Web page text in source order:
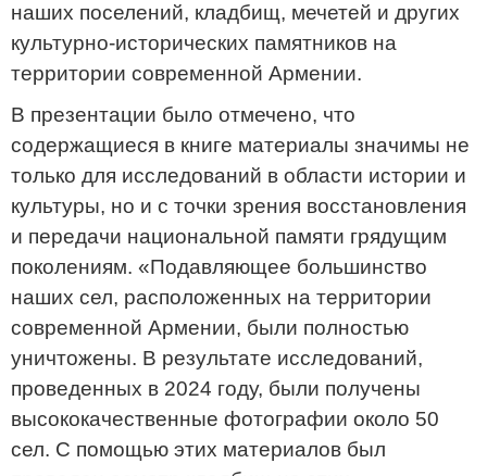
наших поселений, кладбищ, мечетей и других
культурно-исторических памятников на
территории современной Армении.
В презентации было отмечено, что
содержащиеся в книге материалы значимы не
только для исследований в области истории и
культуры, но и с точки зрения восстановления
и передачи национальной памяти грядущим
поколениям. «Подавляющее большинство
наших сел, расположенных на территории
современной Армении, были полностью
уничтожены. В результате исследований,
проведенных в 2024 году, были получены
высококачественные фотографии около 50
сел. С помощью этих материалов был